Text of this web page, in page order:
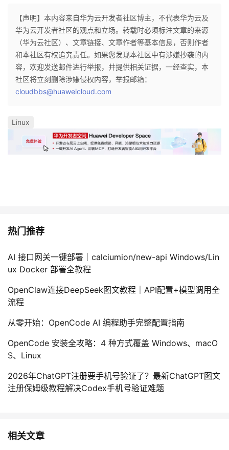
【声明】本内容来自华为云开发者社区博主，不代表华为云及
华为云开发者社区的观点和立场。转载时必须标注文章的来源
（华为云社区）、文章链接、文章作者等基本信息，否则作者
和本社区有权追究责任。如果您发现本社区中有涉嫌抄袭的内
容，欢迎发送邮件进行举报，并提供相关证据，一经查实，本
社区将立刻删除涉嫌侵权内容，举报邮箱：
cloudbbs@huaweicloud.com
Linux
热门推荐
AI 接口网关一键部署｜calciumion/new-api Windows/Lin
ux Docker 部署全教程
OpenClaw连接DeepSeek图文教程｜API配置+模型调用全
流程
从零开始：OpenCode AI 编程助手完整配置指南
OpenCode 安装全攻略：4 种方式覆盖 Windows、macO
S、Linux
2026年ChatGPT注册要手机号验证了？最新ChatGPT图文
注册保姆级教程解决Codex手机号验证难题
相关文章